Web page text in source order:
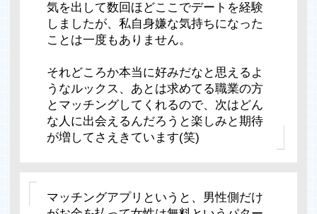
気を出して数回ほどここでデートを経験
しましたが、私自身嫌な気持ちになった
ことは一度もありません。
それどころか本当に好みだなと思えるよ
うなルックス、あとは求めてる職業の方
とマッチングしてくれるので、次はどん
な人に出会えるんだろうと楽しみと期待
が増してさえきています(笑)
マッチングアプリというと、男性側だけ